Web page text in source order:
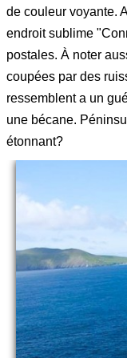
de couleur voyante.
endroit sublime
postales. À noter
coupées par des
ressemblent a un
une bécane.
étonnant?